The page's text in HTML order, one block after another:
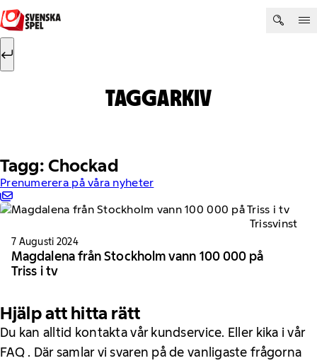
Hoppa till innehåll
Sök efter:
TAGGARKIV
Tagg: Chockad
Prenumerera på våra nyheter
Trissvinst
7 Augusti 2024
Magdalena från Stockholm vann 100 000 på
Triss i tv
Hjälp att hitta rätt
Du kan alltid kontakta vår kundservice. Eller kika i vår
FAQ . Där samlar vi svaren på de vanligaste frågorna